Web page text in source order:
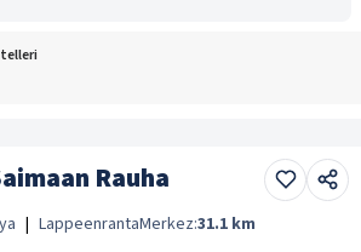
Rauha
| LappeenrantaMerkez:31.1 km